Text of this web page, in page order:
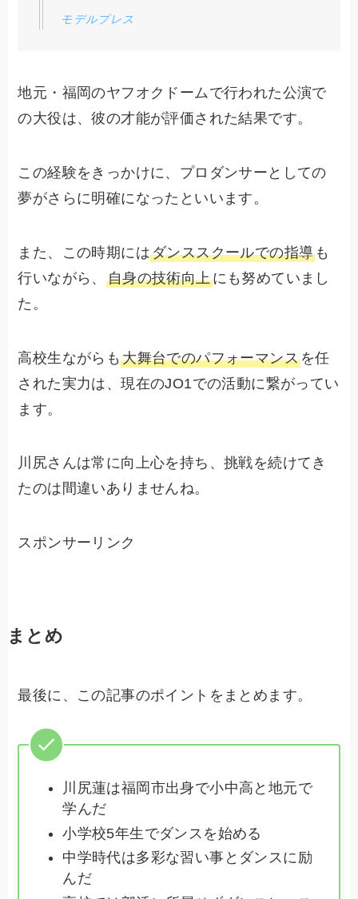
モデルプレス
地元・福岡のヤフオクドームで行われた公演で
の大役は、彼の才能が評価された結果です。
この経験をきっかけに、プロダンサーとしての
夢がさらに明確になったといいます。
また、この時期にはダンススクールでの指導 も
行いながら、 自身の技術向上にも努めていまし
た。
高校生ながらも大舞台でのパフォーマンスを任
された実力は、現在のJO1での活動に繋がってい
ます。
川尻さんは常に向上心を持ち、挑戦を続けてき
たのは間違いありませんね。
スポンサーリンク
まとめ
最後に、この記事のポイントをまとめます。
川尻蓮は福岡市出身で小中高と地元で
学んだ
小学校5年生でダンスを始める
中学時代は多彩な習い事とダンスに励
んだ